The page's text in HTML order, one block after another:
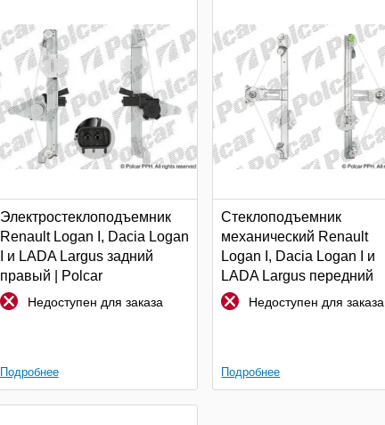
Электростеклоподъемник
Renault Logan I, Dacia Logan
I и LADA Largus задний
правый | Polcar
Недоступен для заказа
Подробнее
Стеклоподъемник
механический Renault
Logan I, Dacia Logan I и
LADA Largus передний
правый | Polcar
Недоступен для заказа
Подробнее